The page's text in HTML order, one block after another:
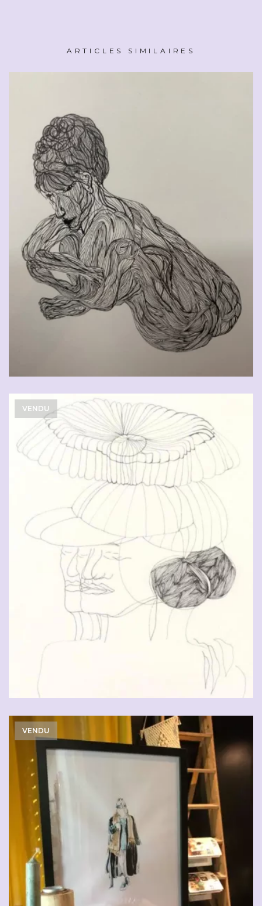
ARTICLES SIMILAIRES
CHF90.00
VENDU
CHF 90.00
VENDU